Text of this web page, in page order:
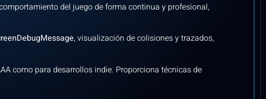
del juego de forma continua y profesional,
, visualización de colisiones y trazados,
como para desarrollos indie. Proporciona técnicas de